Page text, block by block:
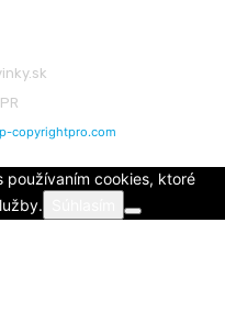
PR
copyrightpro.com
používaním cookies, ktoré